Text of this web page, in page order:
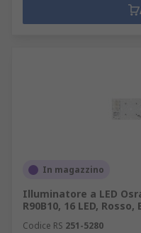
In magazzino
Illuminatore a LED
R90B10, 16 LED, Rosso,
Codice RS 251-5280